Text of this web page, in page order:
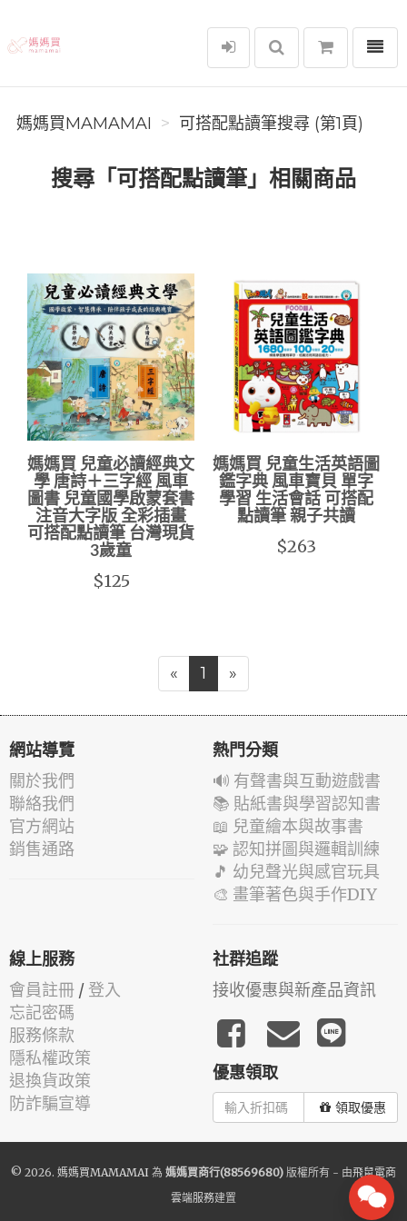
媽媽買MAMAMAI
選單
媽媽買MAMAMAI 可搭配點讀筆搜尋 (第1頁)
搜尋「可搭配點讀筆」相關商品
媽媽買 兒童必讀經典文
學 唐詩＋三字經 風車
圖書 兒童國學啟蒙套書
注音大字版 全彩插畫
可搭配點讀筆 台灣現貨
3歲童
$125
媽媽買 兒童生活英語圖
鑑字典 風車寶貝 單字
學習 生活會話 可搭配
點讀筆 親子共讀
$263
« 1 »
網站導覽
關於我們
聯絡我們
官方網站
銷售通路
熱門分類
🔊 有聲書與互動遊戲書
📚 貼紙書與學習認知書
📖 兒童繪本與故事書
🧩 認知拼圖與邏輯訓練
🎵 幼兒聲光與感官玩具
🎨 畫筆著色與手作DIY
線上服務
會員註冊 / 登入
忘記密碼
服務條款
隱私權政策
退換貨政策
防詐騙宣導
社群追蹤
接收優惠與新產品資訊
優惠領取
領取優惠
© 2026. 媽媽買MAMAMAI 為 媽媽買商行(88569680) 版權所有 - 由飛鼠電商
雲端服務建置